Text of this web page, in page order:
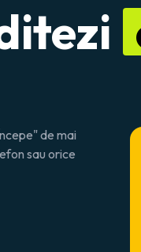
de mai
sau orice